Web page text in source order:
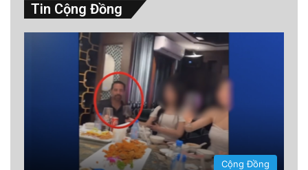
Tin Cộng Đồng
Cộng Đồng